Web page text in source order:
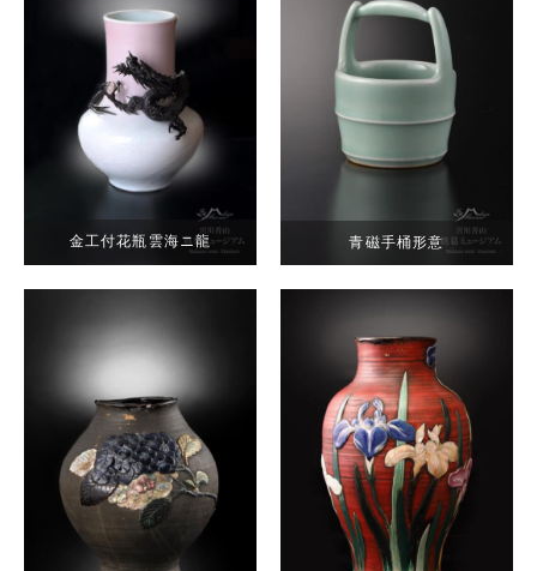
金工付花瓶雲海ニ龍 青磁手桶形意